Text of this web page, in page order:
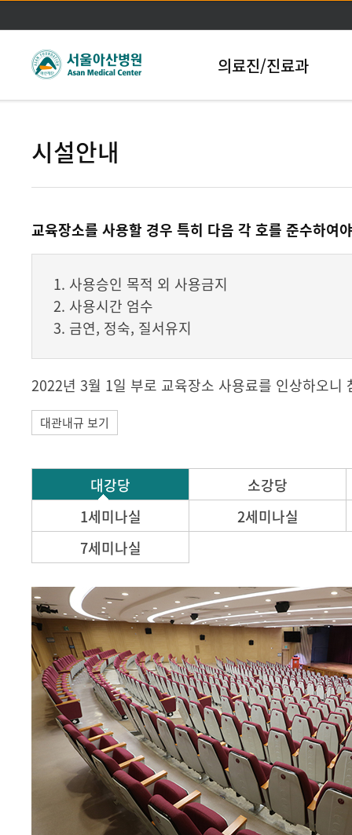
본문바로가기
의료진/진료과
시설안내
교육장소를 사용할 경우 특히 다음 각 호를 준수하여
1. 사용승인 목적 외 사용금지
2. 사용시간 엄수
3. 금연, 정숙, 질서유지
2022년 3월 1일 부로 교육장소 사용료를 인상하오니
대관내규 보기
대강당
소강당
1세미나실
2세미나실
7세미나실